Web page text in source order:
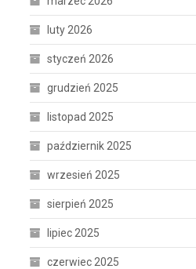
luty 2026
styczeń 2026
grudzień 2025
listopad 2025
październik 2025
wrzesień 2025
sierpień 2025
lipiec 2025
czerwiec 2025